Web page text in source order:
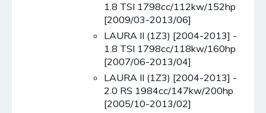
1.8 TSI 1798cc/112kw/152hp
[2009/03-2013/06]
LAURA II (1Z3) [2004-2013] -
1.8 TSI 1798cc/118kw/160hp
[2007/06-2013/04]
LAURA II (1Z3) [2004-2013] -
2.0 RS 1984cc/147kw/200hp
[2005/10-2013/02]